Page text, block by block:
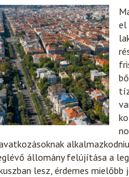
el
állomány felújítása a
lesz, érdemes mielőbb